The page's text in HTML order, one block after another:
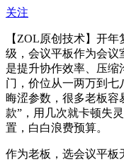
关注
【ZOL原创技术】开
级，会议平板作为会议
是提升协作效率、压缩
门，价位从一两万到
晦涩参数，很多老板
款”，用几次就卡顿失
置，白白浪费预算。
作为老板，选会议平板